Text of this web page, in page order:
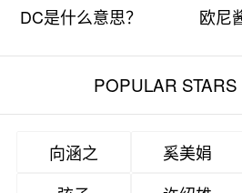
DC是什么意思？ 欧尼
POPULAR STARS
向涵之 奚美娟